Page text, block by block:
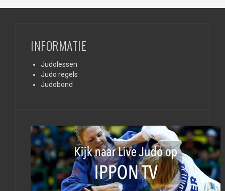
INFORMATIE
Judolessen
Judo regels
Judobond